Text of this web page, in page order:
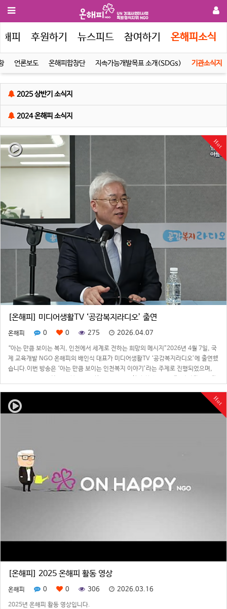
피 후원하기 뉴스피드 참여하기 온해피소식
언론보도 온해피합창단 지속가능개발목표 소개(SDGs) 기관소식지
2025 상반기 소식지
2024 온해피 소식지
Hot
[온해피] 미디어생활TV ‘공감복지라디오’ 출연
온해피 0 0 275 2026.04.07
“아는 만큼 보이는 복지, 인천에서 세계로 전하는 희망의 메시지”2026년 4월 7일, 국
제 교육개발 NGO 온해피의 배인식 대표가 미디어생활TV ‘공감복지라디오’에 출연했
습니다.이번 방송은 ‘아는 만큼 보이는 인천복지 이야기’라는 주제로 진행되었으며,
Hot
[온해피] 2025 온해피 활동 영상
온해피 0 0 306 2026.03.16
2025년 온해피 활동 영상입니다.